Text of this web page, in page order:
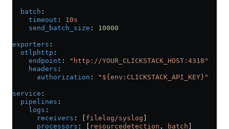
  batch
:
    timeout
: 10s
    send_batch_size
: 10000
exporters :
  otlphttp
:
    endpoint
:
"http://YOUR_CLICKSTACK_HOST:4318"
    headers
:
      authorization
: "${env:CLICKSTACK_API_KEY}"
service :
  pipelines
:
    logs
:
      receivers
: [ filelog/syslog
      processors
: [ resourcedetection , batch